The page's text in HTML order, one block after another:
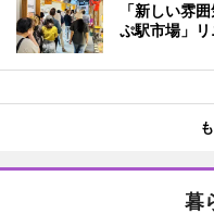
「新しい雰
ぷ駅市場」
暮